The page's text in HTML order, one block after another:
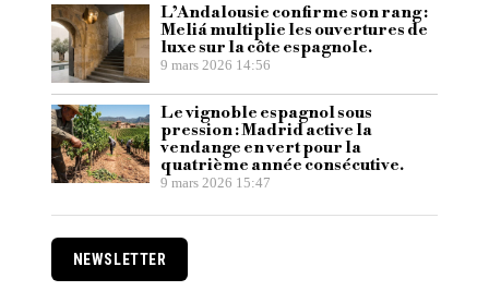
L’Andalousie confirme son rang :
Meliá multiplie les ouvertures de
luxe sur la côte espagnole.
9 mars 2026 14:56
Le vignoble espagnol sous
pression : Madrid active la
vendange en vert pour la
quatrième année consécutive.
9 mars 2026 15:47
NEWSLETTER